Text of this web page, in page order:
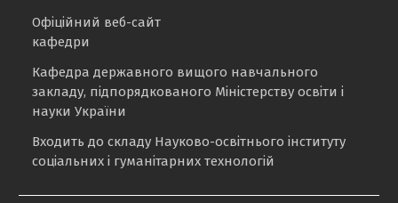
Офіційний веб-сайт
кафедри
Кафедра державного вищого навчального
закладу, підпорядкованого Міністерству освіти і
науки України
Входить до складу Науково-освітнього інституту
соціальних і гуманітарних технологій